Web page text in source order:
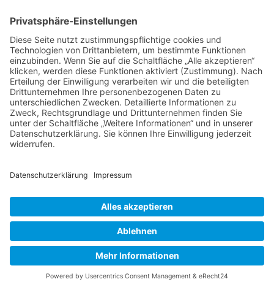
Umgebung. Wir haben
zusammengeschlossen,
weil wir gemeinsame
Ziele haben.
Social Media
© 2026 aubing-ist-in.de
Impressum Datenschutz